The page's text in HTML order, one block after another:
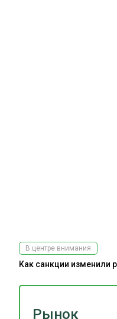
Рынок
В центре внимания
Как санкции изменили